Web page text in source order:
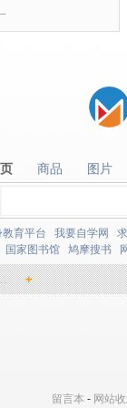
商品
商品 图片
图片
育平台 我要自学网
国家图书馆 鸠摩搜书
+
留言本 - 网站